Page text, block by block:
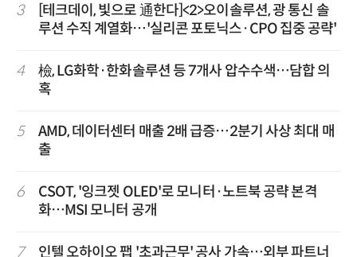
3
[테크데이, 빛으로 通한다]<2>오이솔루션, 광 통신 솔
루션 수직 계열화…'실리콘 포토닉스·CPO 집중 공략'
4
檢, LG화학·한화솔루션 등 7개사 압수수색…담합 의
혹
5
AMD, 데이터센터 매출 2배 급증…2분기 사상 최대 매
출
6
CSOT, '잉크젯 OLED'로 모니터·노트북 공략 본격
화…MSI 모니터 공개
7
인텔 오하이오 팹 '초과근무' 공사 가속…외부 파트너